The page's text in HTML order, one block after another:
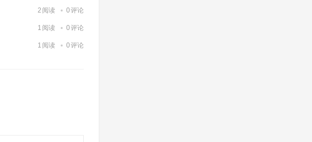
2 阅读 0评论
1 阅读 0评论
1 阅读 0评论